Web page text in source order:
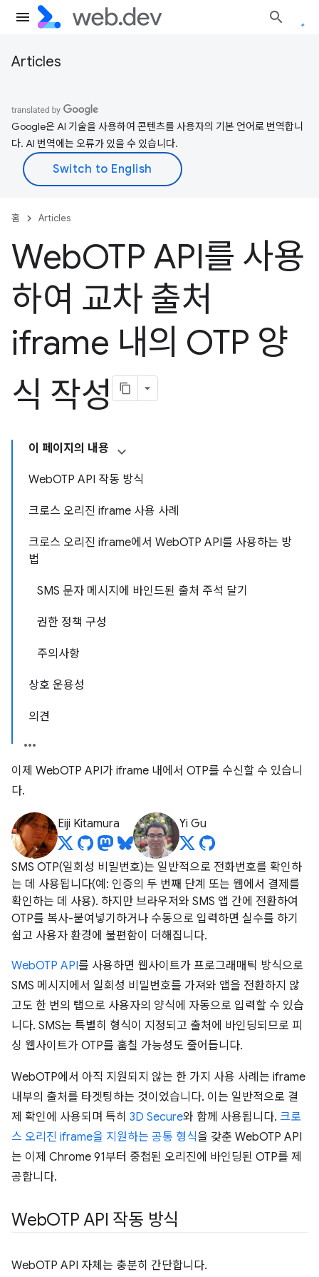
Articles
Google은 AI 기술을 사용하여 콘텐츠를 사용자의 기본 언어로 번역합니
다. AI 번역에는 오류가 있을 수 있습니다.
홈 Articles
WebOTP API를 사용
하여 교차 출처
iframe 내의 OTP 양
식 작성
이 페이지의 내용
WebOTP API 작동 방식
크로스 오리진 iframe 사용 사례
크로스 오리진 iframe에서 WebOTP API를 사용하는 방
법
SMS 문자 메시지에 바인드된 출처 주석 달기
권한 정책 구성
주의사항
상호 운용성
의견
이제 WebOTP API가 iframe 내에서 OTP를 수신할 수 있습니
다.
Eiji Kitamura Yi Gu
SMS OTP(일회성 비밀번호)는 일반적으로 전화번호를 확인하
는 데 사용됩니다(예: 인증의 두 번째 단계 또는 웹에서 결제를
확인하는 데 사용). 하지만 브라우저와 SMS 앱 간에 전환하여
OTP를 복사-붙여넣기하거나 수동으로 입력하면 실수를 하기
쉽고 사용자 환경에 불편함이 더해집니다.
WebOTP API를 사용하면 웹사이트가 프로그래매틱 방식으로
SMS 메시지에서 일회성 비밀번호를 가져와 앱을 전환하지 않
고도 한 번의 탭으로 사용자의 양식에 자동으로 입력할 수 있습
니다. SMS는 특별히 형식이 지정되고 출처에 바인딩되므로 피
싱 웹사이트가 OTP를 훔칠 가능성도 줄어듭니다.
WebOTP에서 아직 지원되지 않는 한 가지 사용 사례는 iframe
내부의 출처를 타겟팅하는 것이었습니다. 이는 일반적으로 결
제 확인에 사용되며 특히 3D Secure와 함께 사용됩니다. 크로
스 오리진 iframe을 지원하는 공통 형식을 갖춘 WebOTP API
는 이제 Chrome 91부터 중첩된 오리진에 바인딩된 OTP를 제
공합니다.
WebOTP API 작동 방식
WebOTP API 자체는 충분히 간단합니다.